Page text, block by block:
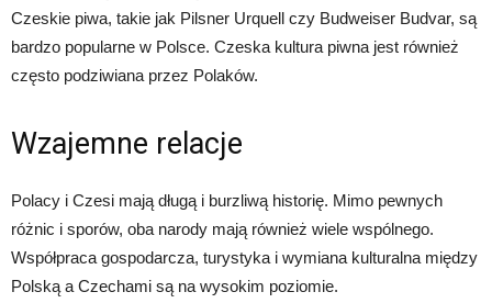
Czeskie piwa, takie jak Pilsner Urquell czy Budweiser Budvar, są
bardzo popularne w Polsce. Czeska kultura piwna jest również
często podziwiana przez Polaków.
Wzajemne relacje
Polacy i Czesi mają długą i burzliwą historię. Mimo pewnych
różnic i sporów, oba narody mają również wiele wspólnego.
Współpraca gospodarcza, turystyka i wymiana kulturalna między
Polską a Czechami są na wysokim poziomie.